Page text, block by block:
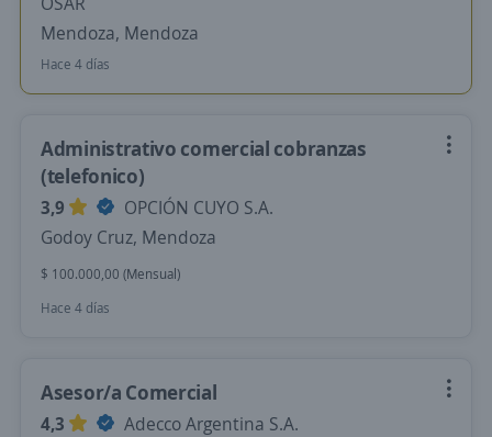
Mendoza, Mendoza
Hace 4 días
Administrativo comercial cobranzas
(telefonico)
3,9
OPCIÓN CUYO S.A.
Godoy Cruz, Mendoza
$ 100.000,00 (Mensual)
Hace 4 días
Asesor/a Comercial
4,3
Adecco Argentina S.A.